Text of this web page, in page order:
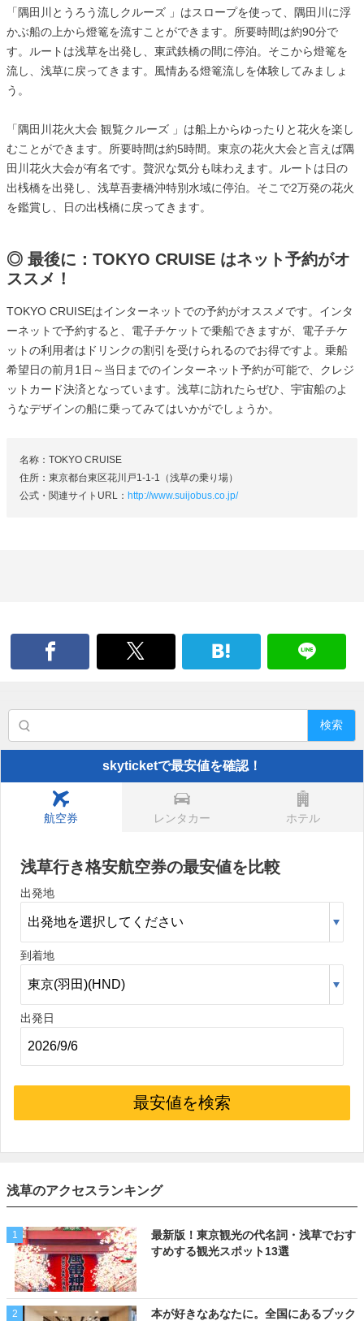
「隅田川とうろう流しクルーズ 」はスロープを使って、隅田川に浮
かぶ船の上から燈篭を流すことができます。所要時間は約90分で
す。ルートは浅草を出発し、東武鉄橋の間に停泊。そこから燈篭を
流し、浅草に戻ってきます。風情ある燈篭流しを体験してみましょ
う。
「隅田川花火大会 観覧クルーズ 」は船上からゆったりと花火を楽し
むことができます。所要時間は約5時間。東京の花火大会と言えば隅
田川花火大会が有名です。贅沢な気分も味わえます。ルートは日の
出桟橋を出発し、浅草吾妻橋沖特別水域に停泊。そこで2万発の花火
を鑑賞し、日の出桟橋に戻ってきます。
◎ 最後に：TOKYO CRUISE はネット予約がオ
ススメ！
TOKYO CRUISEはインターネットでの予約がオススメです。インタ
ーネットで予約すると、電子チケットで乗船できますが、電子チケ
ットの利用者はドリンクの割引を受けられるのでお得ですよ。乗船
希望日の前月1日～当日までのインターネット予約が可能で、クレジ
ットカード決済となっています。浅草に訪れたらぜひ、宇宙船のよ
うなデザインの船に乗ってみてはいかがでしょうか。
名称：TOKYO CRUISE
住所：東京都台東区花川戸1-1-1（浅草の乗り場）
公式・関連サイトURL： http://www.suijobus.co.jp/
検索
skyticketで最安値を確認！
航空券 レンタカー ホテル
浅草行き格安航空券の最安値を比較
出発地
到着地
出発日
最安値を検索
浅草のアクセスランキング
1
最新版！東京観光の代名詞・浅草でおす
すめする観光スポット13選
2
本が好きなあなたに。全国にあるブック